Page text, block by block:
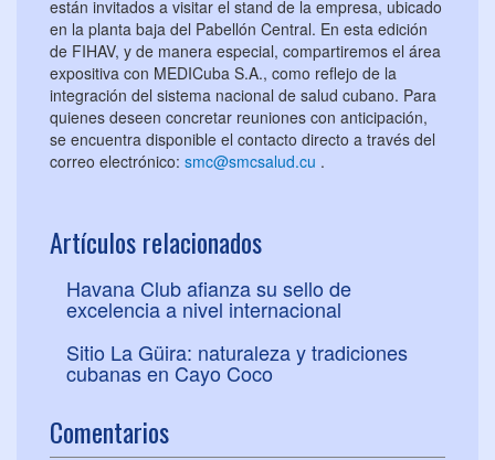
están invitados a visitar el stand de la empresa, ubicado
en la planta baja del Pabellón Central. En esta edición
de FIHAV, y de manera especial, compartiremos el área
expositiva con MEDICuba S.A., como reflejo de la
integración del sistema nacional de salud cubano. Para
quienes deseen concretar reuniones con anticipación,
se encuentra disponible el contacto directo a través del
correo electrónico: smc@smcsalud.cu .
Artículos relacionados
Havana Club afianza su sello de
excelencia a nivel internacional
Sitio La Güira: naturaleza y tradiciones
cubanas en Cayo Coco
Comentarios